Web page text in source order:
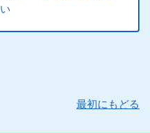
最初にもどる